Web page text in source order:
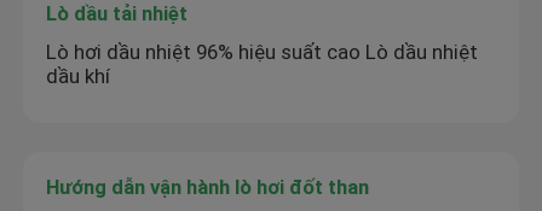
Lò dầu tải nhiệt
Lò hơi dầu nhiệt 96% hiệu suất cao Lò dầu nhiệt
dầu khí
Hướng dẫn vận hành lò hơi đốt than